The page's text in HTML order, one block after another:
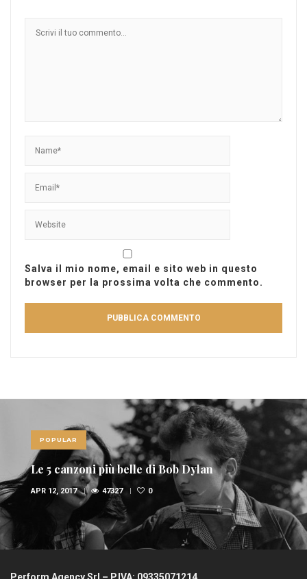
Salva il mio nome, email e sito web in questo
browser per la prossima volta che commento.
POPULAR
Le 5 canzoni più belle di Bob Dylan
APR 12, 2017 47327 0
Perform Agency Srl – P.IVA: 09335071214.